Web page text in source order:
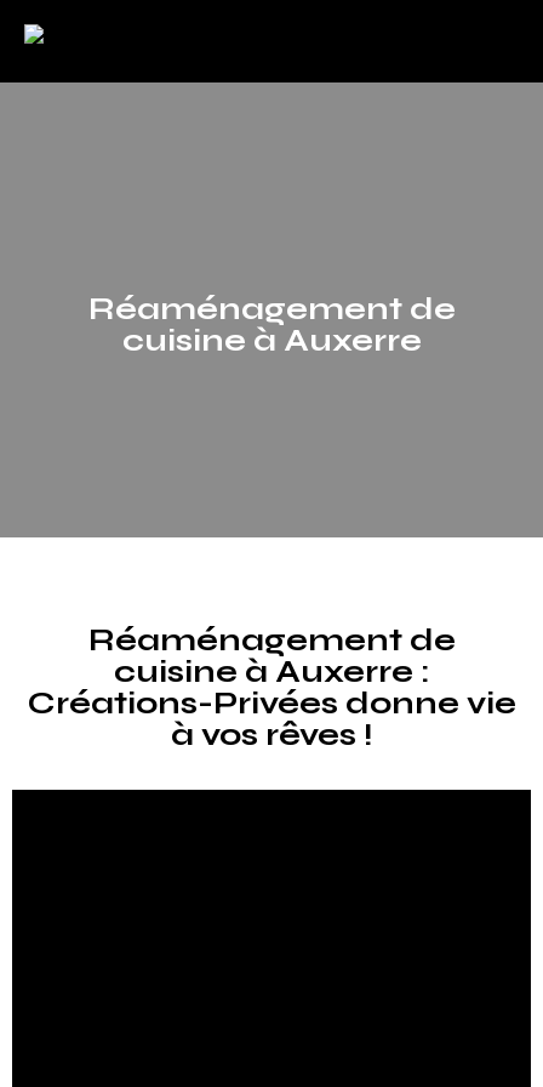
Réaménagement de
cuisine à Auxerre
Réaménagement de
cuisine à Auxerre :
Créations-Privées donne vie
à vos rêves !